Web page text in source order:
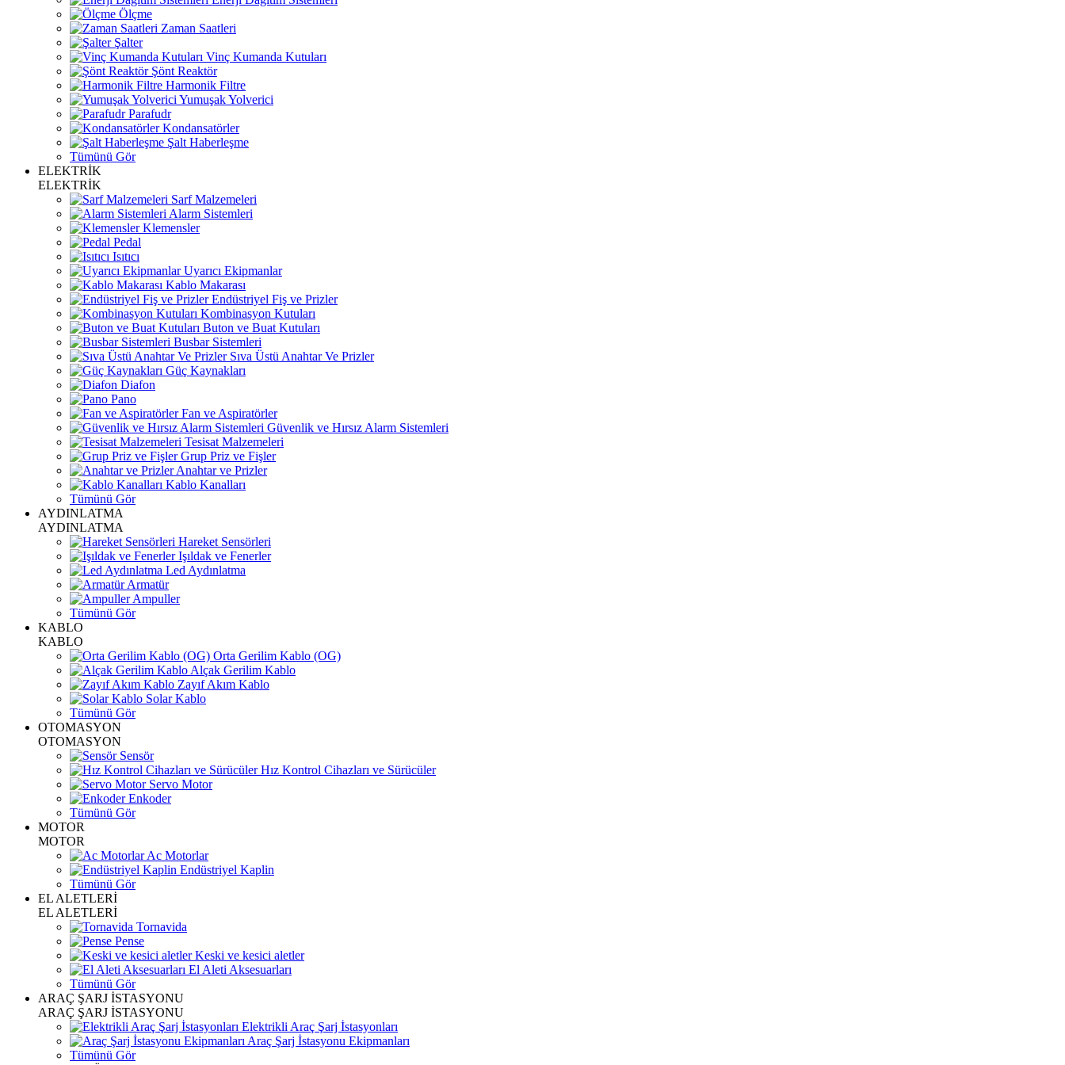
Ölçme
Zaman Saatleri
Şalter
Vinç Kumanda Kutuları
Şönt Reaktör
Harmonik Filtre
Yumuşak Yolverici
Parafudr
Kondansatörler
Şalt Haberleşme
Tümünü Gör
ELEKTRİK
ELEKTRİK
Sarf Malzemeleri
Alarm Sistemleri
Klemensler
Pedal
Isıtıcı
Uyarıcı Ekipmanlar
Kablo Makarası
Endüstriyel Fiş ve Prizler
Kombinasyon Kutuları
Buton ve Buat Kutuları
Busbar Sistemleri
Sıva Üstü Anahtar Ve Prizler
Güç Kaynakları
Diafon
Pano
Fan ve Aspiratörler
Güvenlik ve Hırsız Alarm Sistemleri
Tesisat Malzemeleri
Grup Priz ve Fişler
Anahtar ve Prizler
Kablo Kanalları
Tümünü Gör
AYDINLATMA
AYDINLATMA
Hareket Sensörleri
Işıldak ve Fenerler
Led Aydınlatma
Armatür
Ampuller
Tümünü Gör
KABLO
KABLO
Orta Gerilim Kablo (OG)
Alçak Gerilim Kablo
Zayıf Akım Kablo
Solar Kablo
Tümünü Gör
OTOMASYON
OTOMASYON
Sensör
Hız Kontrol Cihazları ve Sürücüler
Servo Motor
Enkoder
Tümünü Gör
MOTOR
MOTOR
Ac Motorlar
Endüstriyel Kaplin
Tümünü Gör
EL ALETLERİ
EL ALETLERİ
Tornavida
Pense
Keski ve kesici aletler
El Aleti Aksesuarları
Tümünü Gör
ARAÇ ŞARJ İSTASYONU
ARAÇ ŞARJ İSTASYONU
Elektrikli Araç Şarj İstasyonları
Araç Şarj İstasyonu Ekipmanları
Tümünü Gör